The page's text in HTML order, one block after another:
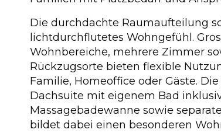
Die durchdachte Raumaufteilung
lichtdurchflutetes Wohngefühl.
Wohnbereiche, mehrere Zimmer
Rückzugsorte bieten flexible
Familie, Homeoffice oder Gäste.
Dachsuite mit eigenem Bad
Massagebadewanne sowie
bildet dabei einen besonderen